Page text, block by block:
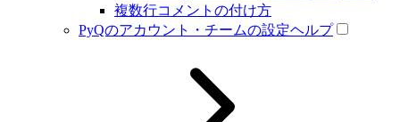
複数行コメントの付け方
PyQのアカウント・チームの設定ヘルプ